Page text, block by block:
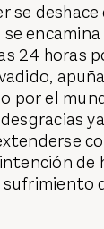
se deshace
24 horas
por el
de